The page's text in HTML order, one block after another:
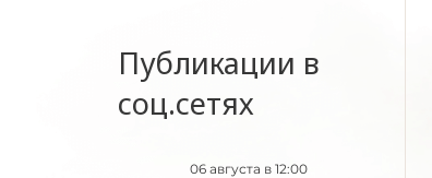
Публикации в
соц.сетях
06 августа в 12:00